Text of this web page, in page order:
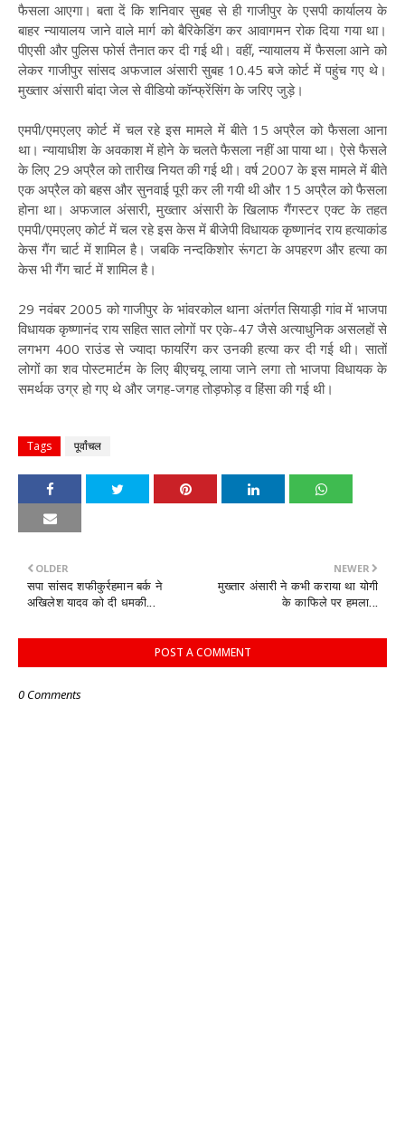
फैसला आएगा। बता दें कि शनिवार सुबह से ही गाजीपुर के एसपी कार्यालय के
बाहर न्यायालय जाने वाले मार्ग को बैरिकेडिंग कर आवागमन रोक दिया गया था।
पीएसी और पुलिस फोर्स तैनात कर दी गई थी। वहीं, न्यायालय में फैसला आने को
लेकर गाजीपुर सांसद अफजाल अंसारी सुबह 10.45 बजे कोर्ट में पहुंच गए थे।
मुख्तार अंसारी बांदा जेल से वीडियो कॉन्फ्रेंसिंग के जरिए जुड़े।
एमपी/एमएलए कोर्ट में चल रहे इस मामले में बीते 15 अप्रैल को फैसला आना
था। न्यायाधीश के अवकाश में होने के चलते फैसला नहीं आ पाया था। ऐसे फैसले
के लिए 29 अप्रैल को तारीख नियत की गई थी। वर्ष 2007 के इस मामले में बीते
एक अप्रैल को बहस और सुनवाई पूरी कर ली गयी थी और 15 अप्रैल को फैसला
होना था। अफजाल अंसारी, मुख्तार अंसारी के खिलाफ गैंगस्टर एक्ट के तहत
एमपी/एमएलए कोर्ट में चल रहे इस केस में बीजेपी विधायक कृष्णानंद राय हत्याकांड
केस गैंग चार्ट में शामिल है। जबकि नन्दकिशोर रूंगटा के अपहरण और हत्या का
केस भी गैंग चार्ट में शामिल है।
29 नवंबर 2005 को गाजीपुर के भांवरकोल थाना अंतर्गत सियाड़ी गांव में भाजपा
विधायक कृष्णानंद राय सहित सात लोगों पर एके-47 जैसे अत्याधुनिक असलहों से
लगभग 400 राउंड से ज्यादा फायरिंग कर उनकी हत्या कर दी गई थी। सातों
लोगों का शव पोस्टमार्टम के लिए बीएचयू लाया जाने लगा तो भाजपा विधायक के
समर्थक उग्र हो गए थे और जगह-जगह तोड़फोड़ व हिंसा की गई थी।
Tags पूर्वांचल
NEWER
मुख्तार अंसारी ने कभी कराया था योगी
के काफिले पर हमला...
OLDER
सपा सांसद शफीकुर्रहमान बर्क ने
अखिलेश यादव को दी धमकी...
POST A COMMENT
0 Comments